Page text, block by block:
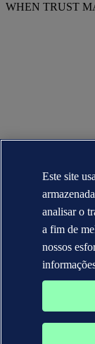
WHEN TRUST
Este site
analisar o
a fim de
nossos